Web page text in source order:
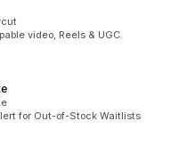
video, Reels & UGC.
for Out-of-Stock Waitlists